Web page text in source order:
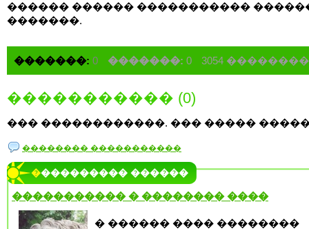
������ ������ �����������
�������.
�������: 0 �������: 0 3054
����������� (0)
��� ������������. ��� �����
�������� �����������
���������� ������
����������� � �������� ����
� ������ ���� ��������